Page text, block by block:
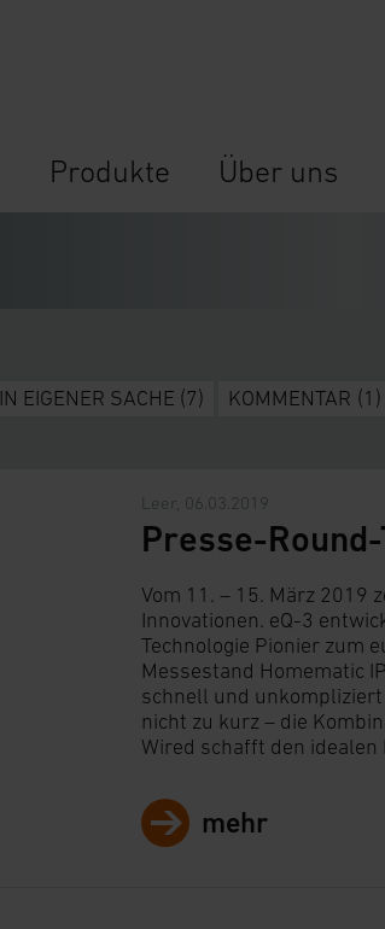
Navigation
Produkte Über uns
IN EIGENER SACHE (7) KOMMENTAR (1)
Leer, 06.03.2019
Presse-
Vom 11. – 15. März 2019
Innovationen. eQ-3
Technologie Pionier zum
Messestand Homematic
schnell und
nicht zu kurz – die
Wired schafft den
mehr